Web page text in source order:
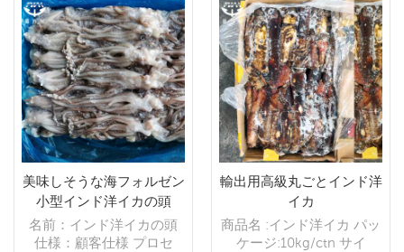
能） 包装：1kg/バッ
グ,10kg /織りバッグ（カ
スタマイズ可能） 販売モ
デル：卸売/輸出 min .注
文：20フィートコンテ
ナ/40フィートコンテナ 支
払い：TT/С確認された取
消不能のLCを一目で 発
送：入金確認後20日以内
起源：中国 ブランド：fu
wang hang
続きを読む
イズ可能） 包装：1kg/バ
ッグ,10kg /織りバッグ
（カスタマイズ可能） 販
売モデル：卸売/輸出 min .
注文：20フィートコンテ
ナ/40フィートコンテナ 支
払い：TT/С確認された取
消不能のLCを一目で 発
送：入金確認後20日以内
起源：中国 ブランド：fu
wang hang
続きを読む
美味しそうな海フォルゼン
小型インド洋イカの頭
名前：インド洋イカの頭
仕様：顧客仕様 プロセ
輸出用高級丸ごとインド洋
イカ
商品名 :インド洋イカ パッ
ケージ:10kg/ctn サイ